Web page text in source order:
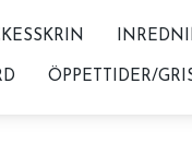
ÖPPETTIDER/